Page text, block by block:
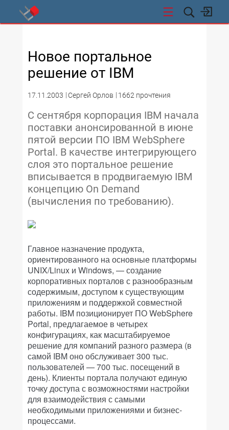
Новое портальное
решение от IBM
17.11.2003 Сергей Орлов 1662 прочтения
C сентября корпорация IBM начала
поставки анонсированной в июне
пятой версии ПО IBM WebSphere
Portal. В качестве интегрирующего
слоя это портальное решение
вписывается в продвигаемую IBM
концепцию On Demand
(вычисления по требованию).
Главное назначение продукта,
ориентированного на основные платформы
UNIX/Linux и Windows, — создание
корпоративных порталов с разнообразным
содержимым, доступом к существующим
приложениям и поддержкой совместной
работы. IBM позиционирует ПО WebSphere
Portal, предлагаемое в четырех
конфигурациях, как масштабируемое
решение для компаний разного размера (в
самой IBM оно обслуживает 300 тыс.
пользователей — 700 тыс. посещений в
день). Клиенты портала получают единую
точку доступа с возможностями настройки
для взаимодействия с самыми
необходимыми приложениями и бизнес-
процессами.